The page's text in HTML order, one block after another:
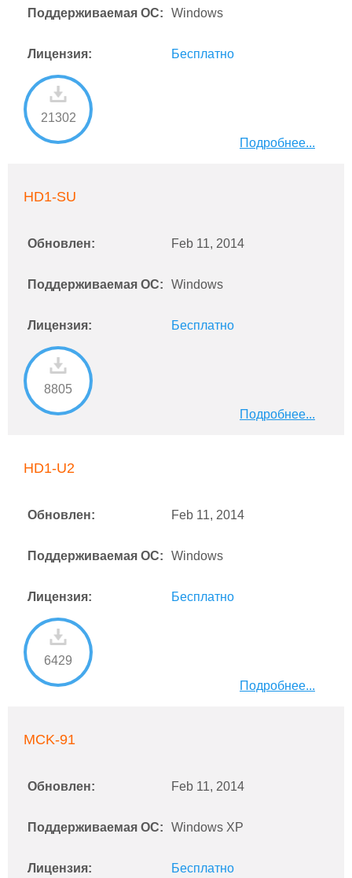
Поддерживаемая ОС: Windows
Лицензия: Бесплатно
21302
Подробнее...
HD1-SU
Обновлен: Feb 11, 2014
Поддерживаемая ОС: Windows
Лицензия: Бесплатно
8805
Подробнее...
HD1-U2
Обновлен: Feb 11, 2014
Поддерживаемая ОС: Windows
Лицензия: Бесплатно
6429
Подробнее...
MCK-91
Обновлен: Feb 11, 2014
Поддерживаемая ОС: Windows XP
Лицензия: Бесплатно